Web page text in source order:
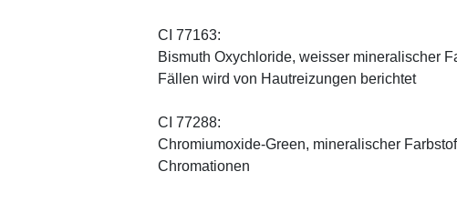
CI 77163:
Bismuth Oxychloride, weisser mineralischer
Fällen wird von Hautreizungen berichtet
CI 77288:
Chromiumoxide-Green, mineralischer
Chromationen